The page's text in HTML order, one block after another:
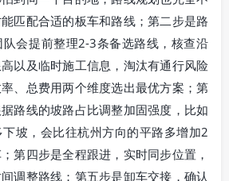
匹配合适的板车和路线；第二步是路
会提前整理2-3条备选路线，核查沿
以及临时施工信息，淘汰有通行风险
、总费用两个维度选出最优方案；第
路线的坡路占比调整加固强度，比如
坡，会比往杭州方向的平路多增加2
第四步是全程跟进，实时同步位置，
调整路线；第五步是卸车交接，确认